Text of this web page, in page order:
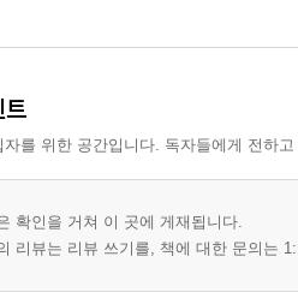
트
를 위한 공간입니다. 독자들에게 전하
확인을 거쳐 이 곳에 게재됩니다.
리뷰는 리뷰 쓰기를, 책에 대한 문의는